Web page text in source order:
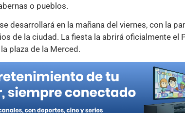
o pueblos.
desarrollará en la mañana del viernes, con la
de la ciudad. La fiesta la abrirá oficialmente el
plaza de la Merced.